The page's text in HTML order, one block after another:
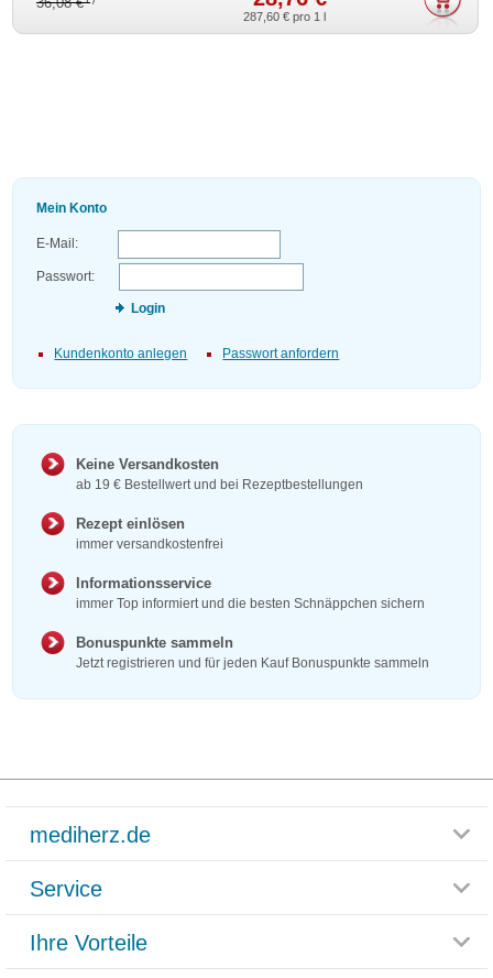
287,60 € pro 1 l
Mein Konto
E-Mail:
Passwort:
Login
Kundenkonto anlegen Passwort anfordern
Keine Versandkosten
ab 19 € Bestellwert und bei Rezeptbestellungen
Rezept einlösen
immer versandkostenfrei
Informationsservice
immer Top informiert und die besten Schnäppchen sichern
Bonuspunkte sammeln
Jetzt registrieren und für jeden Kauf Bonuspunkte sammeln
mediherz.de
Glossar
Häufig gestellte Fragen
Service
Rücksendemöglichkeit
Ihre Vorteile